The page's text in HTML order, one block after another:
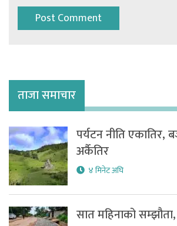
ताजा समाचार
पर्यटन नीति एकातिर,
अर्कैतिर
४ मिनेट अघि
सात महिनाको